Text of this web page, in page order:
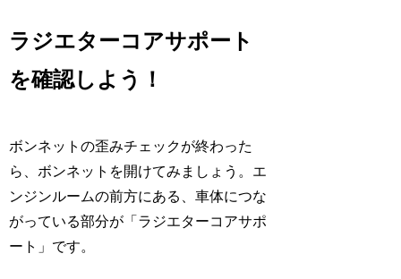
ラジエターコアサポート
を確認しよう！
ボンネットの歪みチェックが終わった
ら、ボンネットを開けてみましょう。エ
ンジンルームの前方にある、車体につな
がっている部分が「ラジエターコアサポ
ート」です。